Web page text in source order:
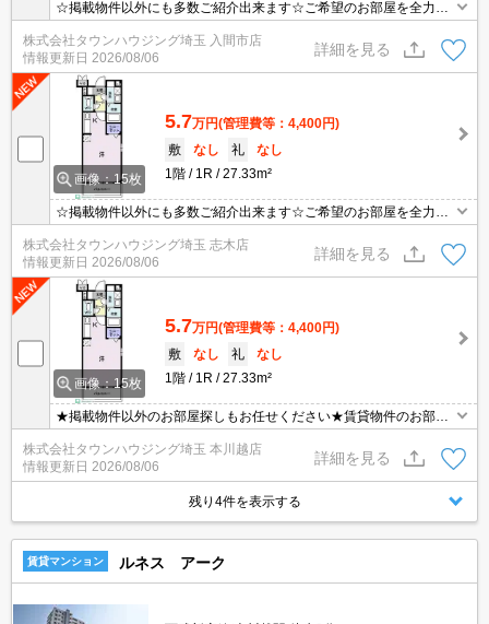
☆掲載物件以外にも多数ご紹介出来ます☆ご希望のお部屋を全力で
お探しさせて頂きます♪
株式会社タウンハウジング埼玉 入間市店
情報更新日 2026/08/06
詳細を見る
画像：15枚
5.7万円(管理費等：4,400円)
敷
なし 礼
なし
1階
1R 27.33m²
☆掲載物件以外にも多数ご紹介出来ます☆ご希望のお部屋を全力で
お探しさせて頂きます♪
株式会社タウンハウジング埼玉 志木店
情報更新日 2026/08/06
詳細を見る
画像：15枚
5.7万円(管理費等：4,400円)
敷
なし 礼
なし
1階
1R 27.33m²
★掲載物件以外のお部屋探しもお任せください★賃貸物件のお部屋
探しはタウンハウジングへ★
株式会社タウンハウジング埼玉 本川越店
情報更新日 2026/08/06
詳細を見る
残り4件を表示する
賃貸マンション ルネス アーク